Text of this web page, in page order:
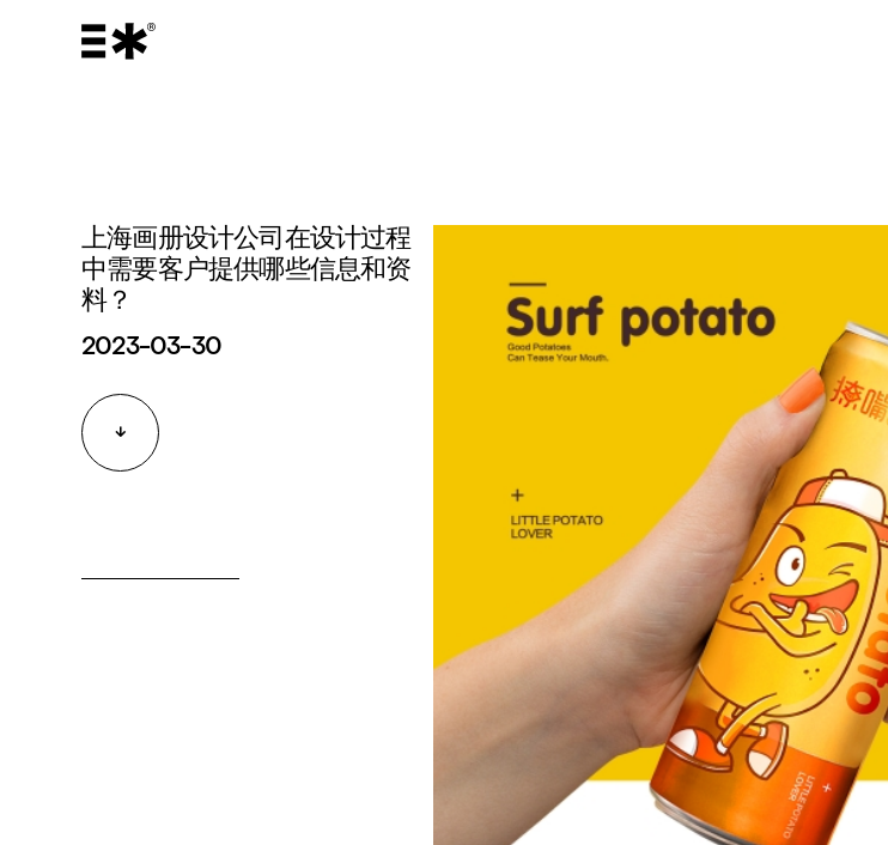
上海画册设计公司在设计过程
中需要客户提供哪些信息和资
料？
2023-03-30